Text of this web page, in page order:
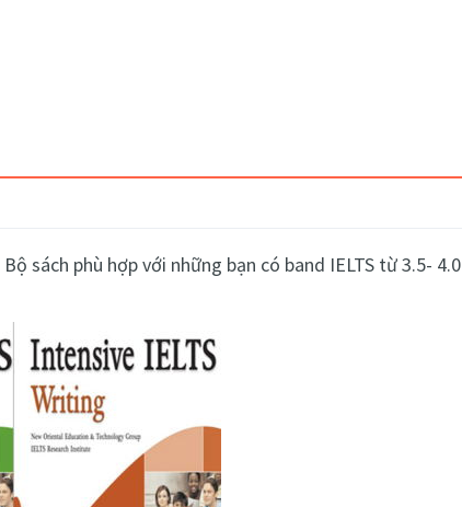
Bộ sách phù hợp với những bạn có band IELTS từ 3.5- 4.0